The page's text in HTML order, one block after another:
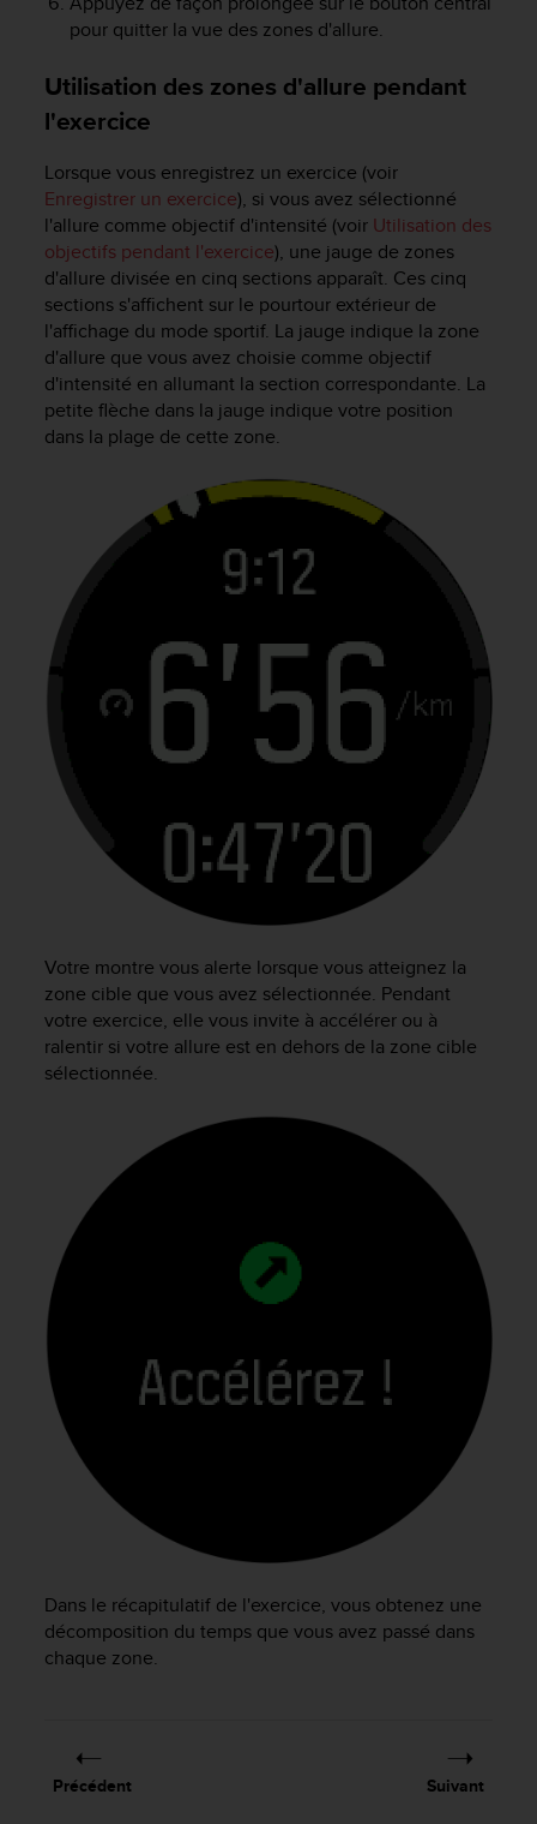
pour quitter la vue des zones d'allure.
Utilisation des zones d'allure pendant
l'exercice
Lorsque vous enregistrez un exercice (voir
Enregistrer un exercice), si vous avez sélectionné
l'allure comme objectif d'intensité (voir Utilisation des
objectifs pendant l'exercice), une jauge de zones
d'allure divisée en cinq sections apparaît. Ces cinq
sections s'affichent sur le pourtour extérieur de
l'affichage du mode sportif. La jauge indique la zone
d'allure que vous avez choisie comme objectif
d'intensité en allumant la section correspondante. La
petite flèche dans la jauge indique votre position
dans la plage de cette zone.
Votre montre vous alerte lorsque vous atteignez la
zone cible que vous avez sélectionnée. Pendant
votre exercice, elle vous invite à accélérer ou à
ralentir si votre allure est en dehors de la zone cible
sélectionnée.
Dans le récapitulatif de l'exercice, vous obtenez une
décomposition du temps que vous avez passé dans
chaque zone.
Précédent Suivant